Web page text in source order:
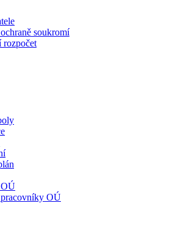
soukromí
rozpočet
OÚ